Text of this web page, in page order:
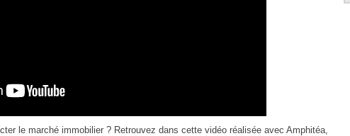
le marché immobilier ? Retrouvez dans cette vidéo réalisée avec Amphitéa,